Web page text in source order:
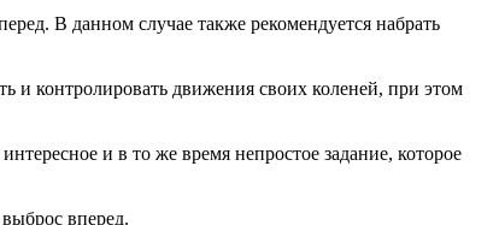
В данном случае также рекомендуется набрать
и контролировать движения своих коленей, при этом
и в то же время непростое задание, которое
вперед.